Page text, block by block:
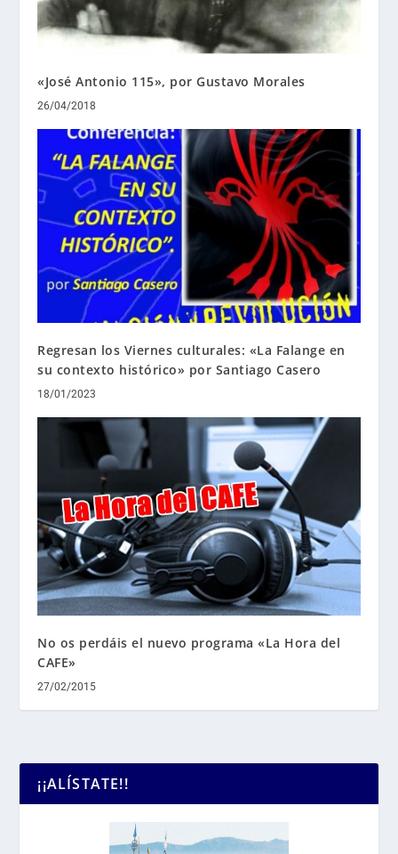
«José Antonio 115», por Gustavo Morales
26/04/2018
Regresan los Viernes culturales: «La Falange en
su contexto histórico» por Santiago Casero
18/01/2023
No os perdáis el nuevo programa «La Hora del
CAFE»
27/02/2015
¡¡ALÍSTATE!!